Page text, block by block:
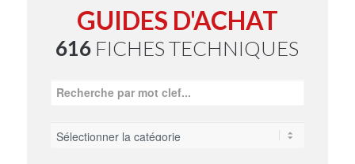
GUIDES D'ACHAT
616 FICHES TECHNIQUES